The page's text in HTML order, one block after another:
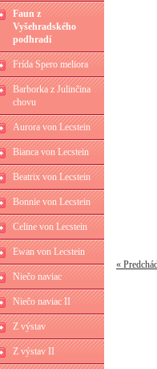
Faun z
Vyšehradského
podhradí
Frída Spero meliora
Barborka z Julinčina
chovu
Aurora von Lecstein
Bianca von Lecstein
Beatrix von Lecstein
Bonnie von Lecstein
Celine von Lecstein
Ewan von Lecstein
Niečo naviac
Niečo naviac II
Z výstav
Z výstav II
«